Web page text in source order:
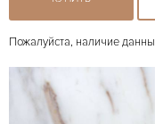
Пожалуйста, наличие